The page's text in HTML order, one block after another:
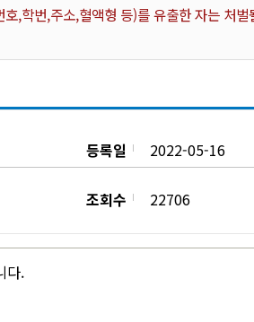
,학번,주소,혈액형 등)를 유출한 자는 처벌
등록일 2022-05-16
조회수 22706
다.